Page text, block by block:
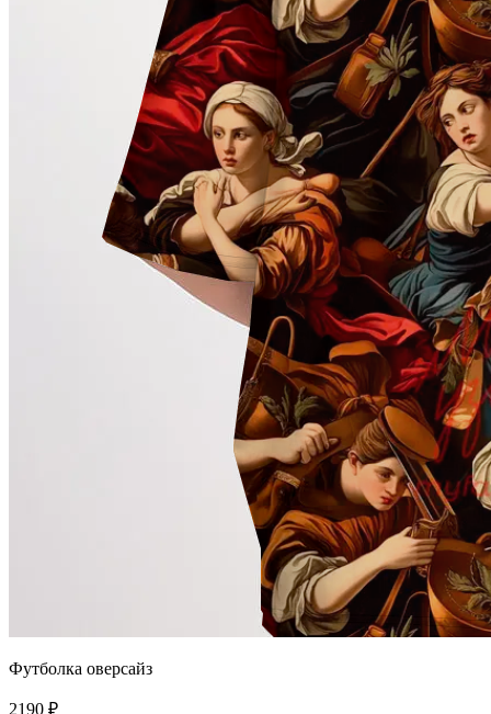
Футболка оверсайз
2190 ₽